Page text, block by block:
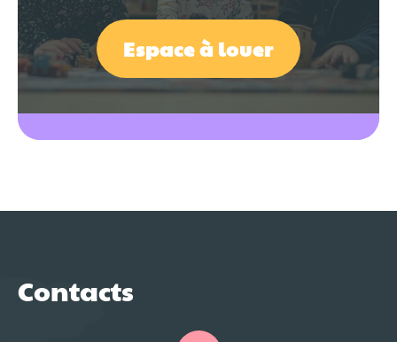
Espace à louer
Contacts